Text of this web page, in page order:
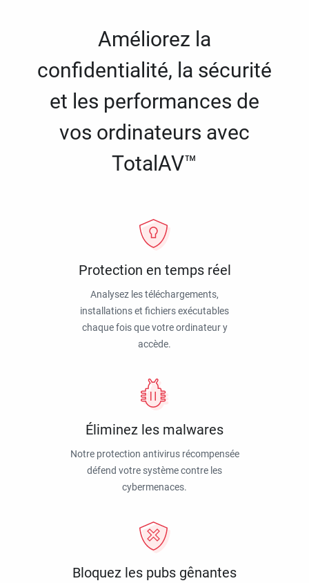
Améliorez la
confidentialité, la sécurité
et les performances de
vos ordinateurs avec
TotalAV™
Protection en temps réel
Analysez les téléchargements,
installations et fichiers exécutables
chaque fois que votre ordinateur y
accède.
Éliminez les malwares
Notre protection antivirus récompensée
défend votre système contre les
cybermenaces.
Bloquez les pubs gênantes